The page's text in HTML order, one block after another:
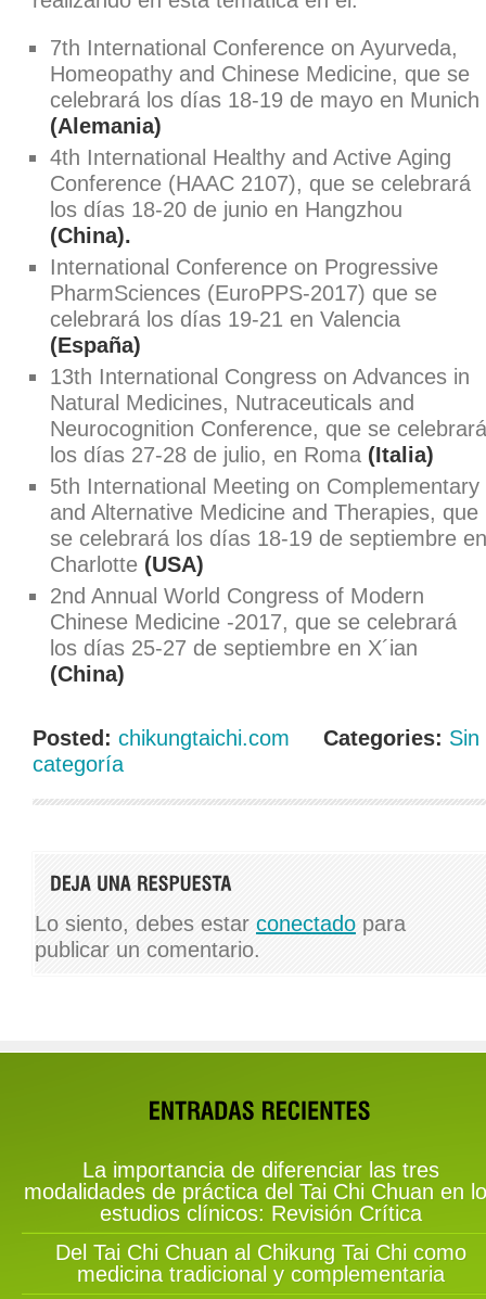
7th International Conference on Ayurveda,
Homeopathy and Chinese Medicine, que se
celebrará los días 18-19 de mayo en Munich
(Alemania)
4th International Healthy and Active Aging
Conference (HAAC 2107), que se celebrará
los días 18-20 de junio en Hangzhou
(China).
International Conference on Progressive
PharmSciences (EuroPPS-2017) que se
celebrará los días 19-21 en Valencia
(España)
13th International Congress on Advances in
Natural Medicines, Nutraceuticals and
Neurocognition Conference, que se celebrará
los días 27-28 de julio, en Roma (Italia)
5th International Meeting on Complementary
and Alternative Medicine and Therapies, que
se celebrará los días 18-19 de septiembre en
Charlotte (USA)
2nd Annual World Congress of Modern
Chinese Medicine -2017, que se celebrará
los días 25-27 de septiembre en X´ian
(China)
Posted: chikungtaichi.com Categories: Sin
categoría
Lo siento, debes estar conectado para
publicar un comentario.
La importancia de diferenciar las tres
modalidades de práctica del Tai Chi Chuan en
estudios clínicos: Revisión Crítica
Del Tai Chi Chuan al Chikung Tai Chi como
medicina tradicional y complementaria